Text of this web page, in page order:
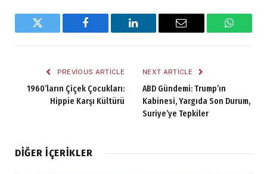
Twitter Facebook LinkedIn Email
PREVIOUS ARTICLE
1960’ların Çiçek Çocukları:
Hippie Karşı Kültürü
NEXT ARTICLE
ABD Gündemi: Trump’ın
Kabinesi, Yargıda Son Durum,
Suriye’ye Tepkiler
DIĞER İÇERIKLER